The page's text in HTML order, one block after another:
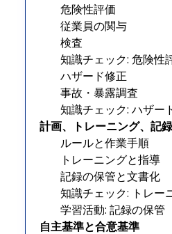
危険性評価
従業員の関与
検査
知識チェック: 危険性
ハザード修正
事故・暴露調査
知識チェック: ハザー
計画、トレーニング、記
ルールと作業手順
トレーニングと指導
記録の保管と文書化
知識チェック: トレー
学習活動: 記録の保管
自主基準と合意基準